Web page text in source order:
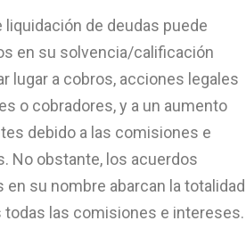
de deudas puede
en su solvencia/calificación
lugar a cobros, acciones legales
o cobradores, y a un aumento
debido a las comisiones e
No obstante, los acuerdos
su nombre abarcan la totalidad
todas las comisiones e intereses.